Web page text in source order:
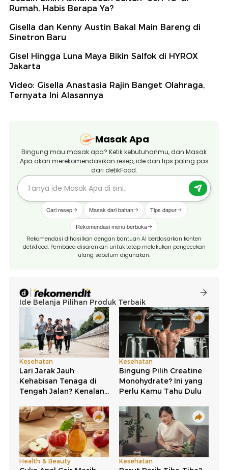
Rumah, Habis Berapa Ya?
Gisella dan Kenny Austin Bakal Main Bareng di
Sinetron Baru
Gisel Hingga Luna Maya Bikin Salfok di HYROX
Jakarta
Video: Gisella Anastasia Rajin Banget Olahraga,
Ternyata Ini Alasannya
Masak Apa
Bingung mau masak apa? Ketik kebutuhanmu, dan Masak
Apa akan merekomendasikan resep, ide dan tips paling pas
dari detikFood.
Cari resep Masak dari bahan Tips dapur
Rekomendasi menu berbuka
Rekomendasi dihasilkan dengan bantuan AI berdasarkan konten
detikFood. Pembaca disarankan untuk tetap melakukan pengecekan
ulang sebelum digunakan.